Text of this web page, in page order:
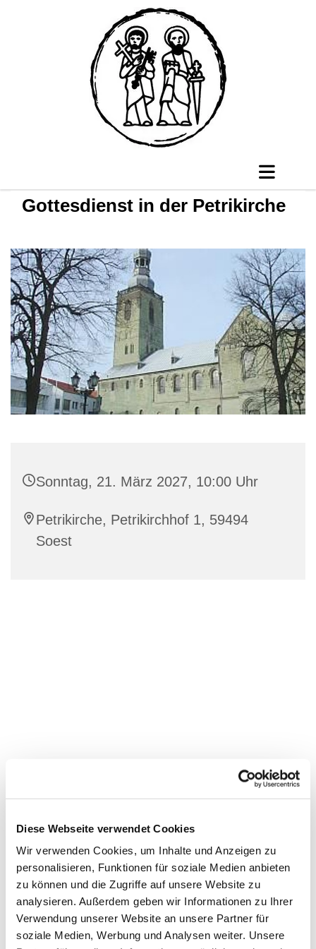
Diese Webseite verwendet Cookies
Wir verwenden Cookies, um Inhalte und Anzeigen zu
personalisieren, Funktionen für soziale Medien anbieten
zu können und die Zugriffe auf unsere Website zu
analysieren. Außerdem geben wir Informationen zu Ihrer
Verwendung unserer Website an unsere Partner für
soziale Medien, Werbung und Analysen weiter. Unsere
Gottesdienst in der Petrikirche
Sonntag, 21. März 2027, 10:00 Uhr
Petrikirche, Petrikirchhof 1, 59494
Soest
Dies könnte Sie auch
interessieren